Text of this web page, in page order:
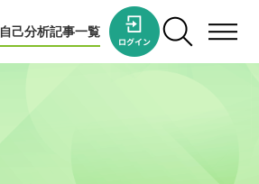
自己分析記事一覧